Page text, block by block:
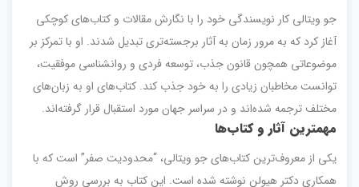
جو ویتالی کار نویسندگی خود را با نگارش مقالات و کتاب‌های کوچکی
آغاز کرد که به مرور زمان به آثار برجسته‌تری تبدیل شدند. او با تمرکز بر
موضوعاتی همچون قانون جذب، توسعه فردی و روانشناسی موفقیت،
توانست مخاطبان زیادی را به خود جذب کند. کتاب‌های او به زبان‌های
مختلف ترجمه شده‌اند و در سراسر جهان مورد استقبال قرار گرفته‌اند.
مهمترین آثار و کتاب‌ها
یکی از معروف‌ترین کتاب‌های جو ویتالی، “محدودیت صفر” است که با
همکاری دکتر هیولن نوشته شده است. این کتاب به بررسی روش